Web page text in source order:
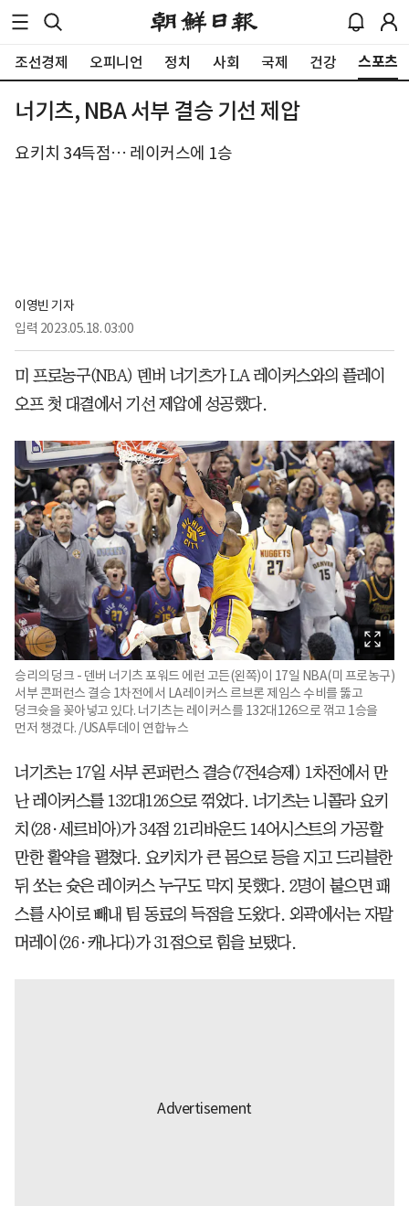
조선경제 오피니언 정치 사회 국제 건강 스포츠
너기츠, NBA 서부 결승 기선 제압
요키치 34득점… 레이커스에 1승
이영빈 기자
입력 2023.05.18. 03:00
미 프로농구(NBA) 덴버 너기츠가 LA 레이커스와의 플레이
오프 첫 대결에서 기선 제압에 성공했다.
승리의 덩크 - 덴버 너기츠 포워드 에런 고든(왼쪽)이 17일 NBA(미 프로농구)
서부 콘퍼런스 결승 1차전에서 LA레이커스 르브론 제임스 수비를 뚫고
덩크슛을 꽂아넣고 있다. 너기츠는 레이커스를 132대126으로 꺾고 1승을
먼저 챙겼다. /USA투데이 연합뉴스
너기츠는 17일 서부 콘퍼런스 결승(7전4승제) 1차전에서 만
난 레이커스를 132대126으로 꺾었다. 너기츠는 니콜라 요키
치(28·세르비아)가 34점 21리바운드 14어시스트의 가공할
만한 활약을 펼쳤다. 요키치가 큰 몸으로 등을 지고 드리블한
뒤 쏘는 슛은 레이커스 누구도 막지 못했다. 2명이 붙으면 패
스를 사이로 빼내 팀 동료의 득점을 도왔다. 외곽에서는 자말
머레이(26·캐나다)가 31점으로 힘을 보탰다.